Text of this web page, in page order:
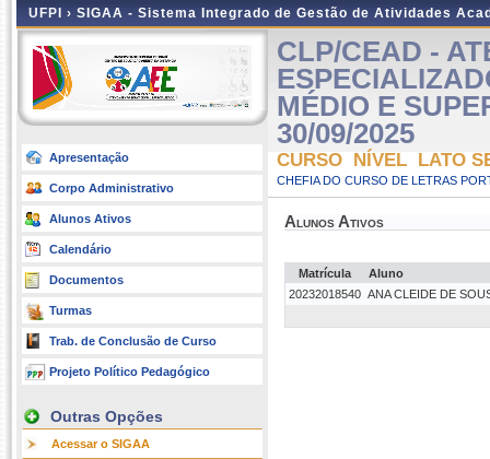
UFPI › SIGAA - Sistema Integrado de Gestão de Atividades
Apresentação
Corpo Administrativo
Alunos Ativos
Calendário
Documentos
Turmas
Trab. de Conclusão de Curso
Projeto Político Pedagógico
Outras Opções
Acessar o SIGAA
CLP/CEAD -
MÉDIO E
30/09/2025
CURSO NÍVEL LATO
CHEFIA DO CURSO DE LETRAS
Alunos Ativos
Matrícula
Aluno
20232018540 ANA CLEIDE DE